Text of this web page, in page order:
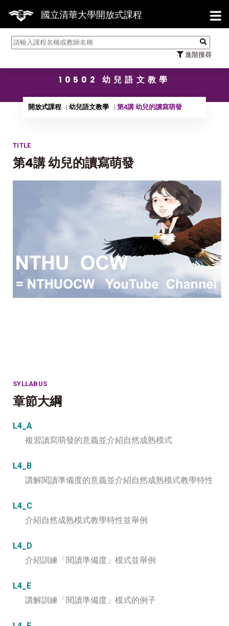
國立清華大學開放式課程
進階搜尋
【7/
10502 幼兒語文教學
開放式課程 幼兒語文教學 第4講 幼兒的讀寫萌發
TITLE
第4講 幼兒的讀寫萌發
SYLLABUS
章節大綱
L4_A
複習讀寫萌發的意義並介紹自然成熟模式
L4_B
講解閱讀準備度的意義並介紹自然成熟模式教學特性
L4_C
介紹自然成熟模式教學特性並舉例
L4_D
介紹訓練「閱讀準備度」模式並舉例
L4_E
講解訓練「閱讀準備度」模式的例子